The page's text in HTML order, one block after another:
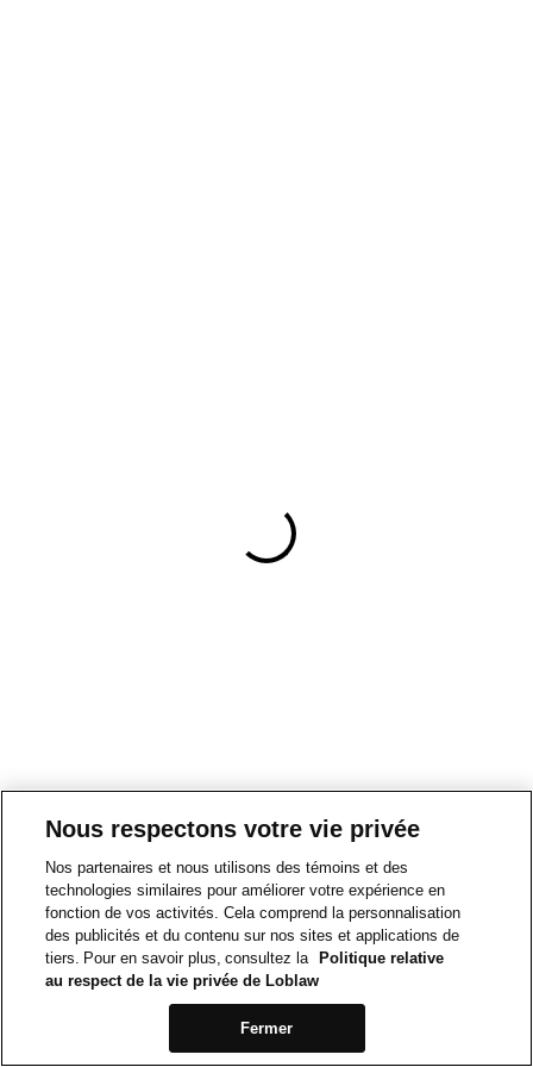
Nous respectons votre vie privée
Nos partenaires et nous utilisons des témoins et des
technologies similaires pour améliorer votre expérience en
fonction de vos activités. Cela comprend la personnalisation
des publicités et du contenu sur nos sites et applications de
tiers. Pour en savoir plus, consultez la
Politique relative
au respect de la vie privée de Loblaw
Fermer